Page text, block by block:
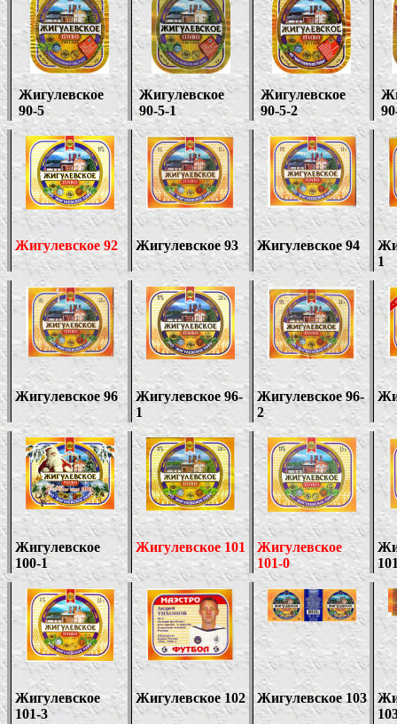
Жигулевское
90-5
Жигулевское
90-5-1
Жигулевское
90-5-2
Жигулевское 92 Жигулевское 93 Жигулевское 94
1
Жигулевское 96
Жигулевское 96-
1
Жигулевское96-
2
Жигулевское
100-1
Жигулевское101
Жигулевское
101-0
10
Жигулевское
101-3
Жигулевское 102 Жигулевское103